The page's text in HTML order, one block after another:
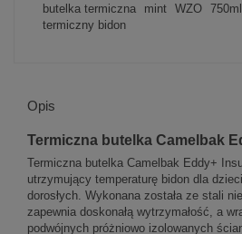
butelka termiczna
mint WZO 750ml
termiczny bidon
Opis
Termiczna butelka Camelbak
Termiczna butelka Camelbak Eddy+
utrzymujący temperaturę bidon dla
dorosłych. Wykonana została ze stali
zapewnia doskonałą wytrzymałość, a
podwójnych próżniowo izolowanych